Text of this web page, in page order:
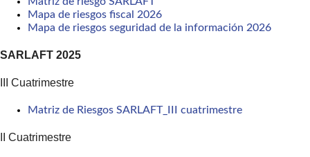
Mapa de riesgos fiscal 2026
Mapa de riesgos seguridad de la información 2026
SARLAFT 2025
III Cuatrimestre
Matriz de Riesgos SARLAFT_III cuatrimestre
II Cuatrimestre